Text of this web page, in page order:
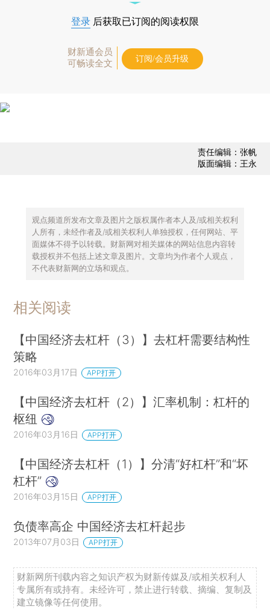
登录 后获取已订阅的阅读权限
财新通会员
可畅读全文
订阅/会员升级
责任编辑：张帆
版面编辑：王永
观点频道所发布文章及图片之版权属作者本人及/或相关权利
人所有，未经作者及/或相关权利人单独授权，任何网站、平
面媒体不得予以转载。财新网对相关媒体的网站信息内容转
载授权并不包括上述文章及图片。文章均为作者个人观点，
不代表财新网的立场和观点。
相关阅读
【中国经济去杠杆（3）】去杠杆需要结构性
策略
2016年03月17日 APP打开
【中国经济去杠杆（2）】汇率机制：杠杆的
枢纽
2016年03月16日 APP打开
【中国经济去杠杆（1）】分清“好杠杆”和“坏
杠杆”
2016年03月15日 APP打开
负债率高企 中国经济去杠杆起步
2013年07月03日 APP打开
财新网所刊载内容之知识产权为财新传媒及/或相关权利人
专属所有或持有。未经许可，禁止进行转载、摘编、复制及
建立镜像等任何使用。